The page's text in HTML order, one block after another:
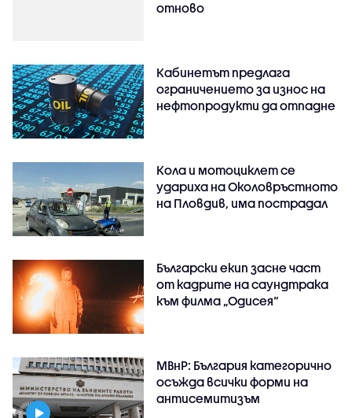
отново
Кабинетът предлага
ограничението за износ на
нефтопродукти да отпадне
Кола и мотоциклет се
удариха на Околовръстното
на Пловдив, има пострадал
Български екип засне част
от кадрите на саундтрака
към филма „Одисея“
МВнР: България категорично
осъжда всички форми на
антисемитизъм